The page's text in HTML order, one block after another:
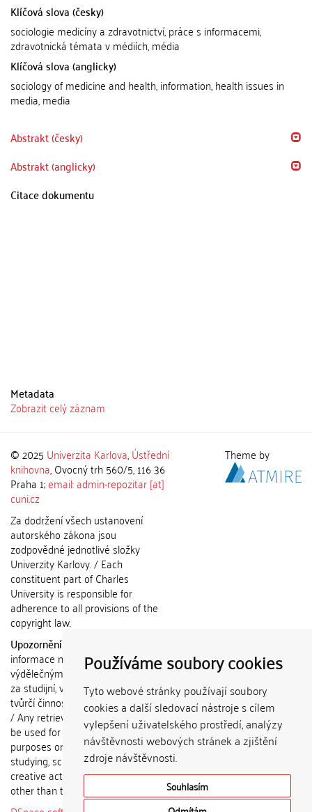
Používáme soubory cookies
Tyto webové stránky používají soubory
cookies a další sledovací nástroje s cílem
vylepšení uživatelského prostředí, analýzy
návštěvnosti webových stránek a zjištění
zdroje návštěvnosti.
Souhlasím
Klíčová slova (česky)
sociologie medicíny a zdravotnictví, práce s informacemi,
zdravotnická témata v médiích, média
Klíčová slova (anglicky)
sociology of medicine and health, information, health issues in
media, media
Abstrakt (česky)
Abstrakt (anglicky)
Citace dokumentu
Metadata
Zobrazit celý záznam
© 2025 Univerzita Karlova,Ústřední
knihovna, Ovocný trh 560/5, 116 36
Praha 1;email: admin-repozitar [at]
cuni.cz
Za dodržení všech ustanovení
autorského zákona jsou
zodpovědné jednotlivé složky
Univerzity Karlovy. / Each
constituent part of Charles
University is responsible for
adherence to all provisions of the
copyright law.
Upozornění / Notice:
informace nemohou být použity k
výdělečným účelům nebo vydávány
za studijní, vědeckou nebo jinou
tvůrčí činnost jiné osoby než autora.
/ Any retrieved information shall not
be used for any commercial
purposes or claimed as results of
studying, scientific or any other
creative activities of any person
other than the author.
Theme by